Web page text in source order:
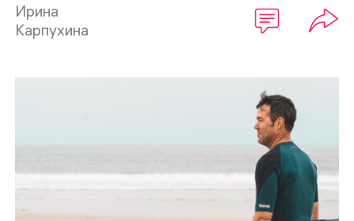
Ирина
Карпухина